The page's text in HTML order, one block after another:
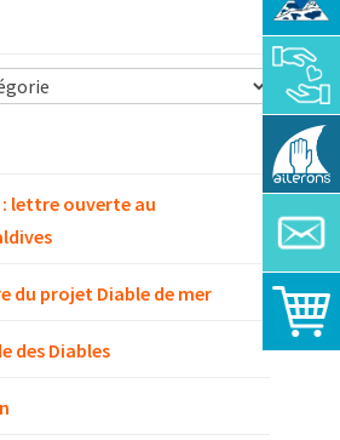
lettre ouverte au
du projet Diable de mer
des Diables